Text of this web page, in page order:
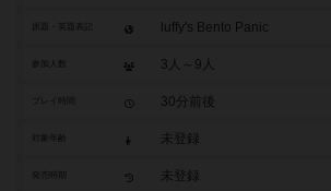
luffy's Bento Panic
参加人数 3人～9人
30分前後
未登録
未登録